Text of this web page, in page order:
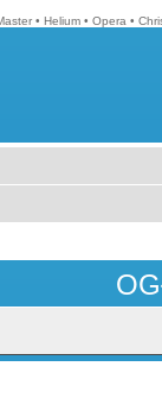
• Helium • Opera •